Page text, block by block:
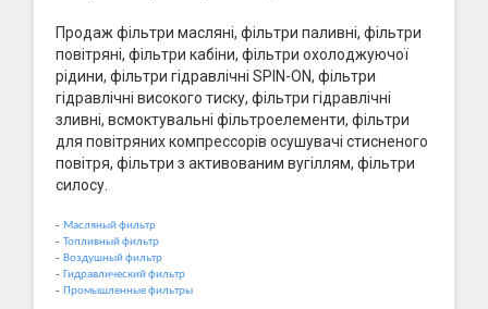
Продаж фільтри масляні, фільтри паливні, фільтри
повітряні, фільтри кабіни, фільтри охолоджуючої
рідини, фільтри гідравлічні SPIN-ON, фільтри
гідравлічні високого тиску, фільтри гідравлічні
зливні, всмоктувальні фільтроелементи, фільтри
для повітряних компрессорів осушувачі стисненого
повітря, фільтри з активованим вугіллям, фільтри
силосу.
- Масляный фильтр
- Топливный фильтр
- Воздушный фильтр
- Гидравлический фильтр
- Промышленные фильтры